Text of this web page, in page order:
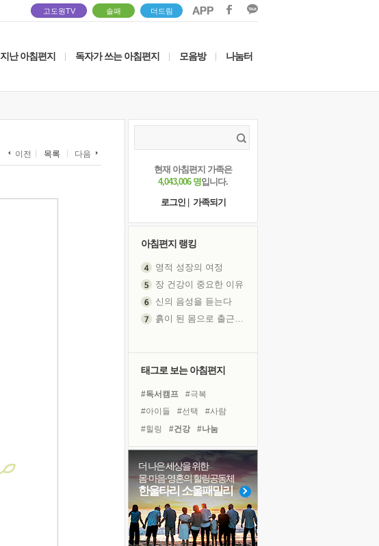
고도원TV 솔패 더드림
지난 아침편지 독자가 쓰는 아침편지 모음방 나눔터
이전 목록 다음
현재 아침편지 가족은
4,043,006 명입니다.
로그인
가족되기
아침편지 랭킹
영적 성장의 여정
장 건강이 중요한 이유
신의 음성을 듣는다
극심한 변비, 어깨결림, 수면 장애
보고 싶은 어머니
유년 시절의 부산 영도 바다
못된 꼰대들
거울 속의 나
태그로 보는 아침편지
#독서캠프
#극복
#아이들
#선택
#사람
#힐링
#건강
#나눔
#면역력
#명상
#친구
#비전캠프
#링컨학교
#바이러스
#계획
#경험
#도움
#삶 #독서
#다짐
#위기
더 나은 세상을 위한
몸·마음·영혼의 힐링공동체
한울타리 소울패밀리